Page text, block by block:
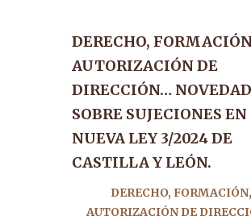
DERECHO,
AUTORIZACIÓN DE
DIRECCIÓN…
SOBRE SUJECIONES
NUEVA LEY 3/2024 DE
CASTILLA Y LEÓN.
DERECHO, FORMACIÓN,
AUTORIZACIÓN DE